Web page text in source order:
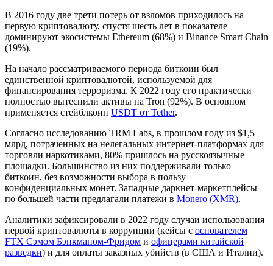
В 2016 году две трети потерь от взломов приходилось на
первую криптовалюту, спустя шесть лет в показателе
доминируют экосистемы Ethereum (68%) и Binance Smart Chain
(19%).
На начало рассматриваемого периода биткоин был
единственной криптовалютой, используемой для
финансирования терроризма. К 2022 году его практически
полностью вытеснили активы на Tron (92%). В основном
применяется стейблкоин USDT от Tether.
Согласно исследованию TRM Labs, в прошлом году из $1,5
млрд, потраченных на нелегальных интернет-платформах для
торговли наркотиками, 80% пришлось на русскоязычные
площадки. Большинство из них поддерживали только
биткоин, без возможности выбора в пользу
конфиденциальных монет. Западные даркнет-маркетплейсы
по большей части предлагали платежи в Monero (XMR).
Аналитики зафиксировали в 2022 году случаи использования
первой криптовалюты в коррупции (кейсы с основателем
FTX Сэмом Бэнкманом-Фридом и офицерами китайской
разведки) и для оплаты заказных убийств (в США и Италии).